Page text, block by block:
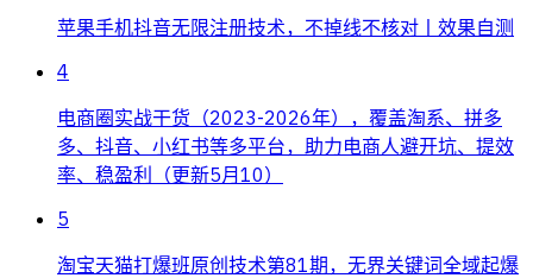
苹果手机抖音无限注册技术，不掉线不核对丨效果自测
4
电商圈实战干货（2023-2026年），覆盖淘系、拼多
多、抖音、小红书等多平台，助力电商人避开坑、提效
率、稳盈利（更新5月10）
5
淘宝天猫打爆班原创技术第81期，无界关键词全域起爆